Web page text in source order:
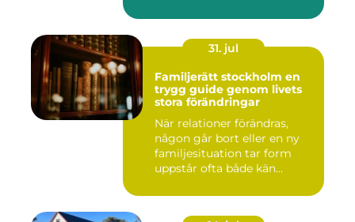
31. jul
Familjerätt stockholm en
trygg guide genom livets
stora förändringar
När relationer förändras,
någon går bort eller en ny
familjesituation tar form
uppstår ofta både kän...